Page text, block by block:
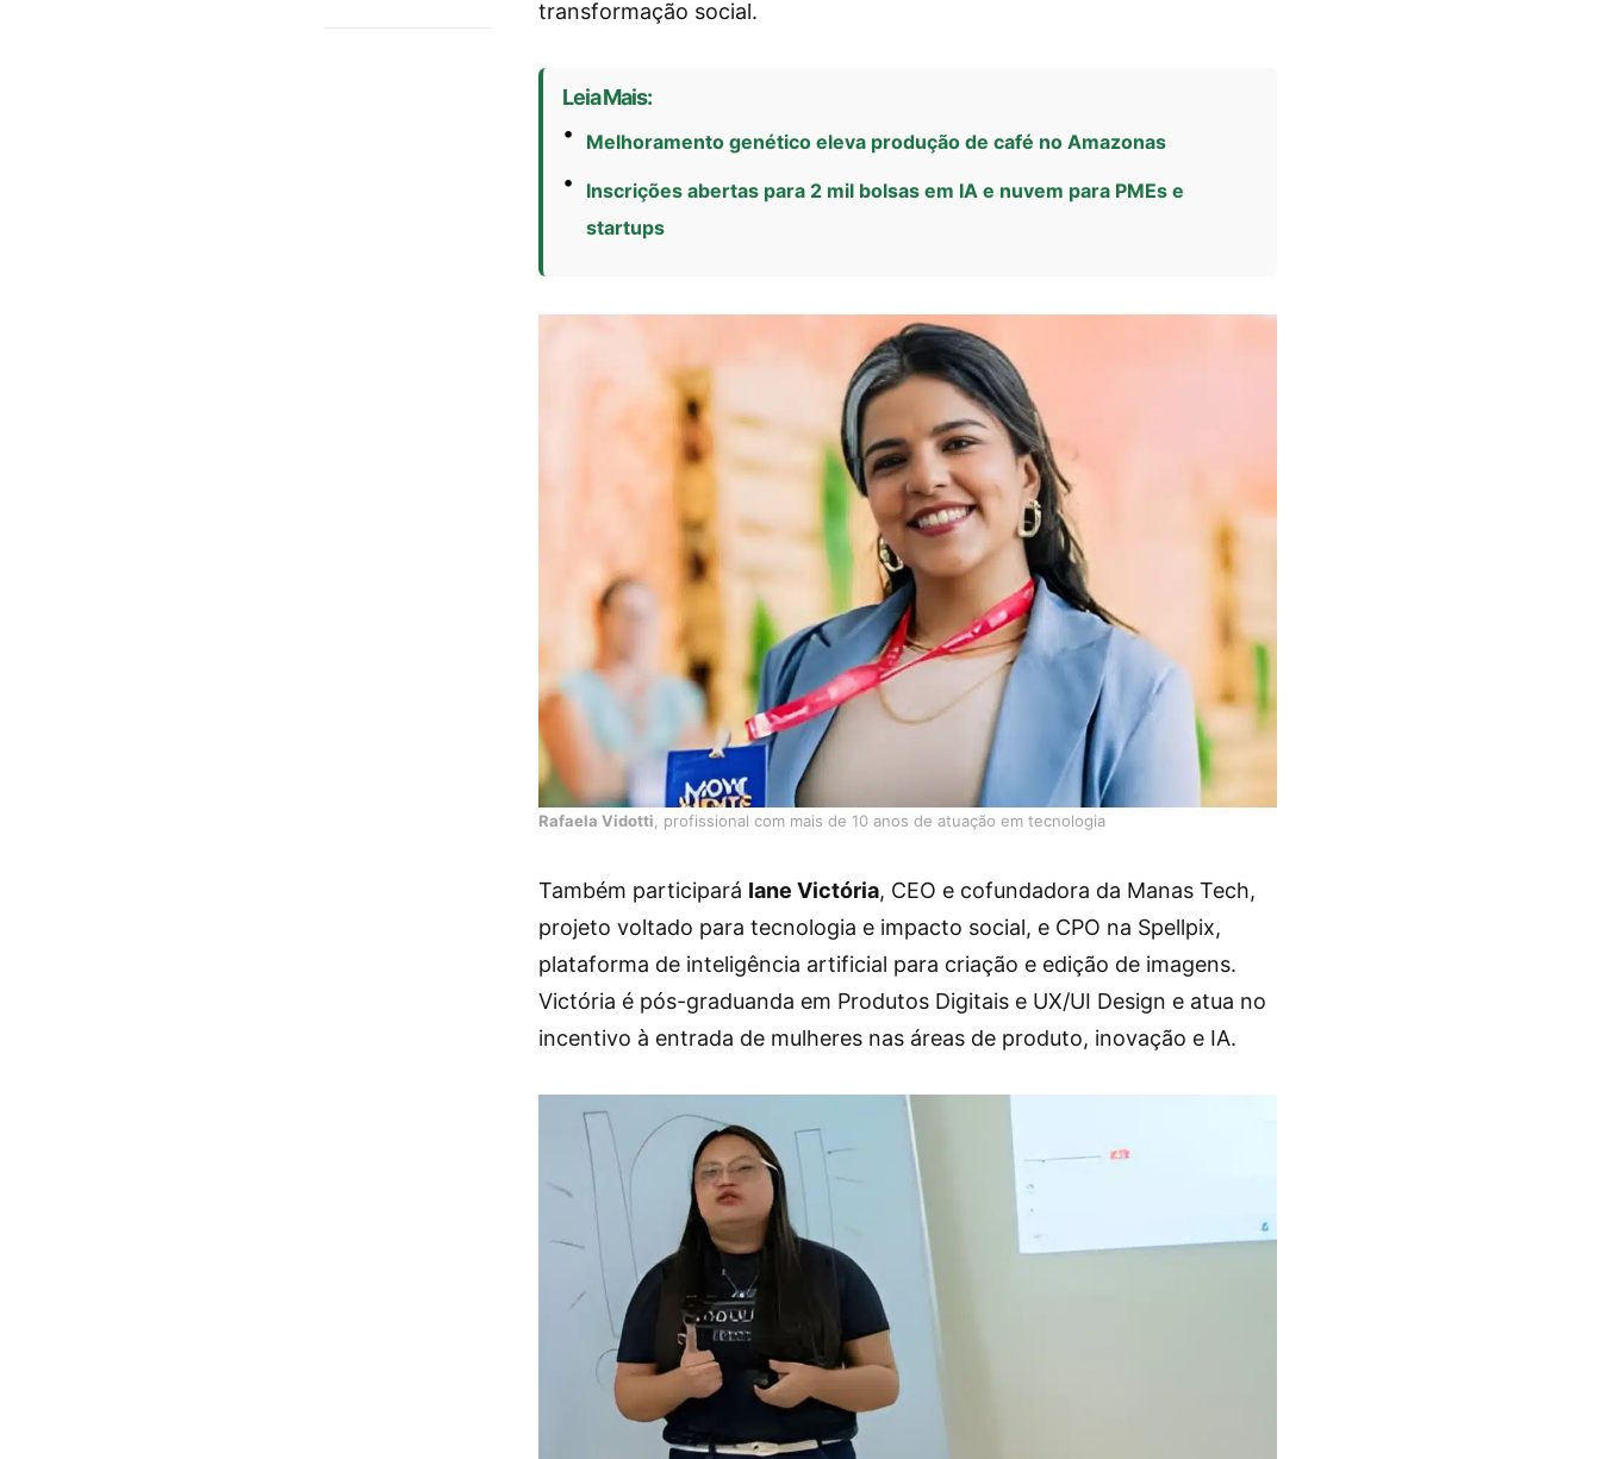
transformação social.
Leia Mais:
Melhoramento genético eleva produção de café no Amazonas
Inscrições abertas para 2 mil bolsas em IA e nuvem para PMEs e
startups
Rafaela Vidotti , profissional com mais de 10 anos de atuação em tecnologia
Também participará Iane Victória, CEO e cofundadora da Manas Tech,
projeto voltado para tecnologia e impacto social, e CPO na Spellpix,
plataforma de inteligência artificial para criação e edição de imagens.
Victória é pós-graduanda em Produtos Digitais e UX/UI Design e atua no
incentivo à entrada de mulheres nas áreas de produto, inovação e IA.